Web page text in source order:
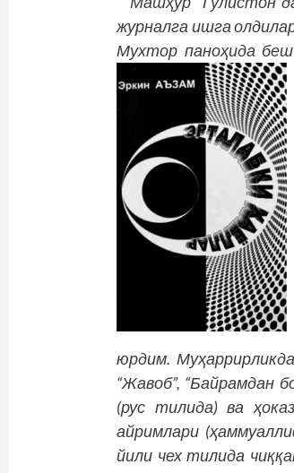
журналга ишга
Мухтор паноҳида
юрдим.
“Жавоб”, “Байрамдан
(рус тилида) ва
айримлари
йили чех тилида